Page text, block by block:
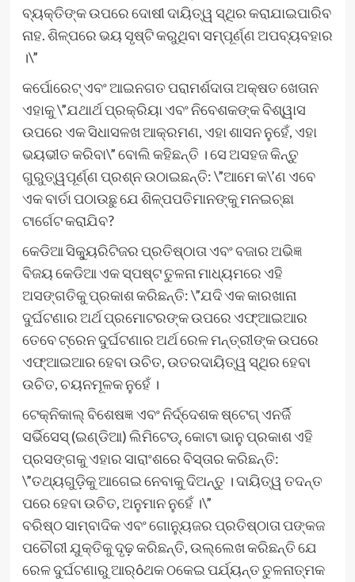
ବ୍ୟକ୍ତିଙ୍କ ଉପରେ ଦୋଷୀ ଦାୟିତ୍ୱ ସ୍ଥିର କରାଯାଇପାରିବ
ନାହ. ଶିଳ୍ପରେ ଭୟ ସୃଷ୍ଟି କରୁଥିବା ସମ୍ପୂର୍ଣ୍ଣ ଅପବ୍ୟବହାର
।\”
କର୍ପୋରେଟ୍ ଏବଂ ଆଇନଗତ ପରାମର୍ଶଦାତା ଅକ୍ଷତ ଖେତାନ
ଏହାକୁ \”ଯଥାର୍ଥ ପ୍ରକ୍ରିୟା ଏବଂ ନିବେଶକଙ୍କ ବିଶ୍ୱାସ
ଉପରେ ଏକ ସିଧାସଳଖ ଆକ୍ରମଣ, ଏହା ଶାସନ ନୁହେଁ, ଏହା
ଭୟଭୀତ କରିବା\” ବୋଲି କହିଛନ୍ତି । ସେ ଅସହଜ କିନ୍ତୁ
ଗୁରୁତ୍ୱପୂର୍ଣ୍ଣ ପ୍ରଶ୍ନ ଉଠାଇଛନ୍ତି: \”ଆମେ କ\’ଣ ଏବେ
ଏକ ବାର୍ତା ପଠାଉଛୁ ଯେ ଶିଳ୍ପପତିମାନଙ୍କୁ ମନଇଚ୍ଛା
ଟାର୍ଗେଟ କରାଯିବ?
କେଡିଆ ସିକ୍ୟୁରିଟିଜର ପ୍ରତିଷ୍ଠାତା ଏବଂ ବଜାର ଅଭିଜ୍ଞ
ବିଜୟ କେଡିଆ ଏକ ସ୍ପଷ୍ଟ ତୁଳନା ମାଧ୍ୟମରେ ଏହି
ଅସଙ୍ଗତିକୁ ପ୍ରକାଶ କରିଛନ୍ତି: \”ଯଦି ଏକ କାରଖାନା
ଦୁର୍ଘଟଣାର ଅର୍ଥ ପ୍ରମୋଟରଙ୍କ ଉପରେ ଏଫ୍‌ଆଇଆର
ତେବେ ଟ୍ରେନ ଦୁର୍ଘଟଣାର ଅର୍ଥ ରେଳ ମନ୍ତ୍ରୀଙ୍କ ଉପରେ
ଏଫ୍‌ଆଇଆର ହେବା ଉଚିତ, ଉତରଦାୟିତ୍ୱ ସ୍ଥିର ହେବା
ଉଚିତ, ଚୟନମୂଳକ ନୁହେଁ ।
ଟେକ୍ନିକାଲ୍ ବିଶେଷଜ୍ଞ ଏବଂ ନିର୍ଦ୍ଦେଶକ ଷ୍ଟେଗ୍ ଏନର୍ଜି
ସର୍ଭିସେସ୍ (ଇଣ୍ଡିଆ) ଲିମିଟେଡ୍‌, କୋଟା ଭାନୁ ପ୍ରକାଶ ଏହି
ପ୍ରସଙ୍ଗକୁ ଏହାର ସାରାଂଶରେ ବିସ୍ତାର କରିଛନ୍ତି:
\”ତଥ୍ୟଗୁଡ଼ିକୁ ଆଗେଇ ନେବାକୁ ଦିଅନ୍ତୁ । ଦାୟିତ୍ୱ ତଦନ୍ତ
ପରେ ହେବା ଉଚିତ, ଅନୁମାନ ନୁହେଁ ।\”
ବରିଷ୍ଠ ସାମ୍ବାଦିକ ଏବଂ ଗୋନ୍ୟୁଜର ପ୍ରତିଷ୍ଠାତା ପଙ୍କଜ
ପଚୌରୀ ଯୁକ୍ତିକୁ ଦୃଢ଼ କରିଛନ୍ତି, ଉଲ୍ଲେଖ କରିଛନ୍ତି ଯେ
ରେଳ ଦୁର୍ଘଟଣାରୁ ଆର୍ôଥକ ଠକେଇ ପର୍ଯ୍ୟନ୍ତ ତୁଳନାତ୍ମକ